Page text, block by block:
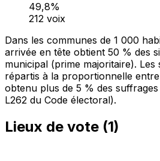
49,8%
212 voix
Dans les communes de 1 000
arrivée en tête obtient 50 % des
municipal (prime majoritaire). Les
répartis à la proportionnelle
obtenu plus de 5 % des
L262 du Code électoral).
Lieux de vote (1)